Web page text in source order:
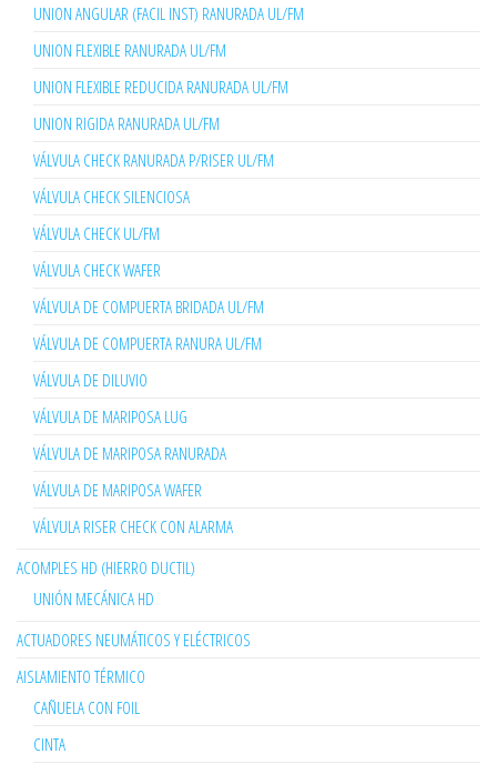
UNION ANGULAR (FACIL INST) RANURADA UL/FM
UNION FLEXIBLE RANURADA UL/FM
UNION FLEXIBLE REDUCIDA RANURADA UL/FM
UNION RIGIDA RANURADA UL/FM
VÁLVULA CHECK RANURADA P/RISER UL/FM
VÁLVULA CHECK SILENCIOSA
VÁLVULA CHECK UL/FM
VÁLVULA CHECK WAFER
VÁLVULA DE COMPUERTA BRIDADA UL/FM
VÁLVULA DE COMPUERTA RANURA UL/FM
VÁLVULA DE DILUVIO
VÁLVULA DE MARIPOSA LUG
VÁLVULA DE MARIPOSA RANURADA
VÁLVULA DE MARIPOSA WAFER
VÁLVULA RISER CHECK CON ALARMA
ACOMPLES HD (HIERRO DUCTIL)
UNIÓN MECÁNICA HD
ACTUADORES NEUMÁTICOS Y ELÉCTRICOS
AISLAMIENTO TÉRMICO
CAÑUELA CON FOIL
CINTA